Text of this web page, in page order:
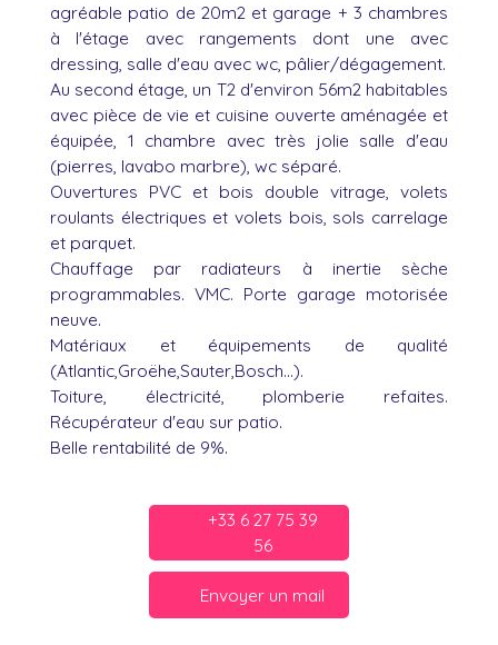
agréable patio de 20m2 et garage + 3 chambres
à l'étage avec rangements dont une avec
dressing, salle d'eau avec wc, pâlier/dégagement.
Au second étage, un T2 d'environ 56m2 habitables
avec pièce de vie et cuisine ouverte aménagée et
équipée, 1 chambre avec très jolie salle d'eau
(pierres, lavabo marbre), wc séparé.
Ouvertures PVC et bois double vitrage, volets
roulants électriques et volets bois, sols carrelage
et parquet.
Chauffage par radiateurs à inertie sèche
programmables. VMC. Porte garage motorisée
neuve.
Matériaux et équipements de qualité
(Atlantic,Groëhe,Sauter,Bosch...).
Toiture, électricité, plomberie refaites.
Récupérateur d'eau sur patio.
Belle rentabilité de 9%.
+33 6 27 75 39
56
Envoyer un mail